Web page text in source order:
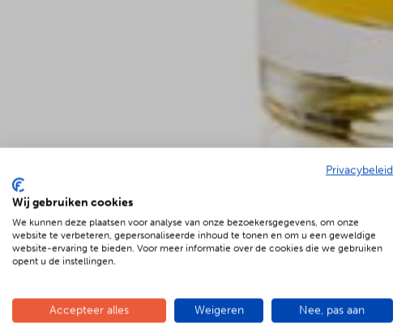
€5.95 p.p.
Privacybeleid
Wij gebruiken cookies
We kunnen deze plaatsen voor analyse van onze bezoekersgegevens, om onze
website te verbeteren, gepersonaliseerde inhoud te tonen en om u een geweldige
website-ervaring te bieden. Voor meer informatie over de cookies die we gebruiken
opent u de instellingen.
Accepteer alles Weigeren Nee, pas aan